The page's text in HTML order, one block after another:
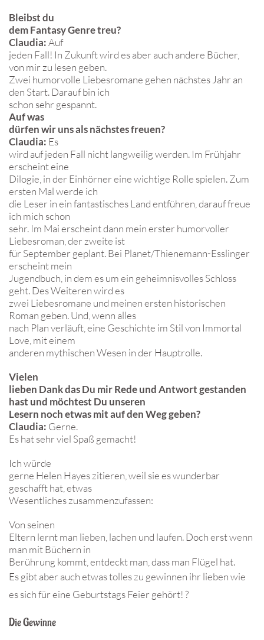
Bleibst du
dem Fantasy Genre treu?
Claudia:Auf
jeden Fall! In Zukunft wird es aber auch andere Bücher,
von mir zu lesen geben.
Zwei humorvolle Liebesromane gehen nächstes Jahr an
den Start. Darauf bin ich
schon sehr gespannt.
Auf was
dürfen wir uns als nächstes freuen?
Claudia: Es
wird auf jeden Fall nicht langweilig werden. Im Frühjahr
erscheint eine
Dilogie, in der Einhörner eine wichtige Rolle spielen. Zum
ersten Mal werde ich
die Leser in ein fantastisches Land entführen, darauf freue
ich mich schon
sehr. Im Mai erscheint dann mein erster humorvoller
Liebesroman, der zweite ist
für September geplant. Bei Planet/Thienemann-Esslinger
erscheint mein
Jugendbuch, in dem es um ein geheimnisvolles Schloss
geht. Des Weiteren wird es
zwei Liebesromane und meinen ersten historischen
Roman geben. Und, wenn alles
nach Plan verläuft, eine Geschichte im Stil von Immortal
Love, mit einem
anderen mythischen Wesen in der Hauptrolle.
Vielen
lieben Dank das Du mir Rede und Antwort gestanden
hast und möchtest Du unseren
Lesern noch etwas mit auf den Weg geben?
Claudia: Gerne.
Es hat sehr viel Spaß gemacht!
Ich würde
gerne Helen Hayes zitieren, weil sie es wunderbar
geschafft hat, etwas
Wesentliches zusammenzufassen:
Von seinen
Eltern lernt man lieben, lachen und laufen. Doch erst wenn
man mit Büchern in
Berührung kommt, entdeckt man, dass man Flügel hat.
Es gibt aber auch etwas tolles zu gewinnen ihr lieben wie
es sich für eine Geburtstags Feier gehört! ?
Die Gewinne